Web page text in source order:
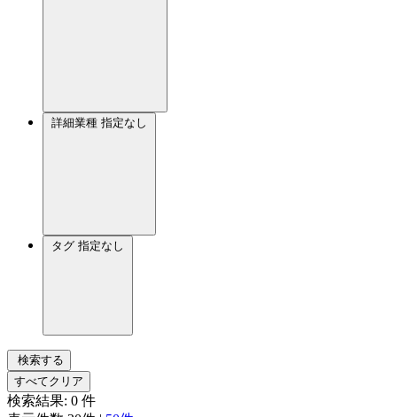
詳細業種 指定なし
タグ 指定なし
検索する
すべてクリア
検索結果: 0 件